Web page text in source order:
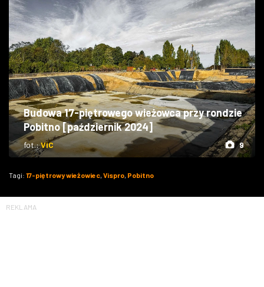
Budowa 17-piętrowego wieżowca przy rondzie
Pobitno [październik 2024]
fot.:ViC 9
Tagi: 17-piętrowy wieżowiec, Vispro, Pobitno
REKLAMA